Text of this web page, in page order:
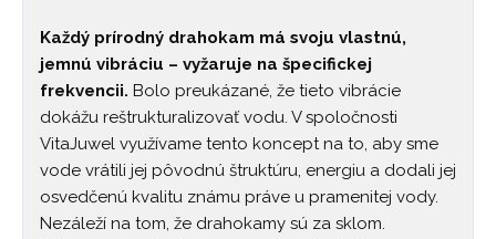
Každý prírodný drahokam má svoju vlastnú,
jemnú vibráciu – vyžaruje na špecifickej
frekvencii. Bolo preukázané, že tieto vibrácie
dokážu reštrukturalizovať vodu. V spoločnosti
VitaJuwel využívame tento koncept na to, aby sme
vode vrátili jej pôvodnú štruktúru, energiu a dodali jej
osvedčenú kvalitu známu práve u pramenitej vody.
Nezáleží na tom, že drahokamy sú za sklom.